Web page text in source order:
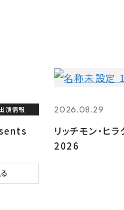
演情報 2026.08.29
リッチモン・ヒ
2026